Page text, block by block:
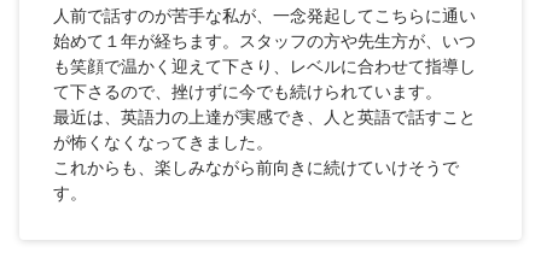
人前で話すのが苦手な私が、一念発起してこちらに通い
始めて１年が経ちます。スタッフの方や先生方が、いつ
も笑顔で温かく迎えて下さり、レベルに合わせて指導し
て下さるので、挫けずに今でも続けられています。
最近は、英語力の上達が実感でき、人と英語で話すこと
が怖くなくなってきました。
これからも、楽しみながら前向きに続けていけそうで
す。